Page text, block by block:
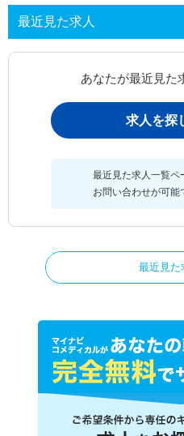
最近見た求人
あなたが最近見た
求人を探
最近見た求人一覧ペ
お問い合わせが可能
最近見た